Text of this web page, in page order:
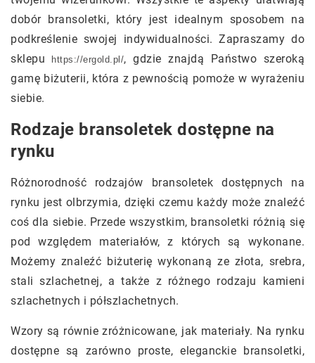
dobór bransoletki, który jest idealnym sposobem na
podkreślenie swojej indywidualności. Zapraszamy do
sklepu
https://ergold.pl/, gdzie znajdą Państwo szeroką
gamę biżuterii, która z pewnością pomoże w wyrażeniu
siebie.
Rodzaje bransoletek dostępne na
rynku
Różnorodność rodzajów bransoletek dostępnych na
rynku jest olbrzymia, dzięki czemu każdy może znaleźć
coś dla siebie. Przede wszystkim, bransoletki różnią się
pod względem materiałów, z których są wykonane.
Możemy znaleźć biżuterię wykonaną ze złota, srebra,
stali szlachetnej, a także z różnego rodzaju kamieni
szlachetnych i półszlachetnych.
Wzory są równie zróżnicowane, jak materiały. Na rynku
dostępne są zarówno proste, eleganckie bransoletki,